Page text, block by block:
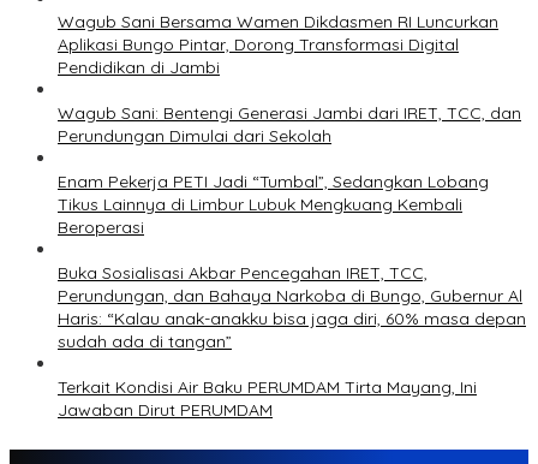
Wagub Sani Bersama Wamen Dikdasmen RI Luncurkan
Aplikasi Bungo Pintar, Dorong Transformasi Digital
Pendidikan di Jambi
Wagub Sani: Bentengi Generasi Jambi dari IRET, TCC, dan
Perundungan Dimulai dari Sekolah
Enam Pekerja PETI Jadi “Tumbal”, Sedangkan Lobang
Tikus Lainnya di Limbur Lubuk Mengkuang Kembali
Beroperasi
Buka Sosialisasi Akbar Pencegahan IRET, TCC,
Perundungan, dan Bahaya Narkoba di Bungo, Gubernur Al
Haris: “Kalau anak-anakku bisa jaga diri, 60% masa depan
sudah ada di tangan”
Terkait Kondisi Air Baku PERUMDAM Tirta Mayang, Ini
Jawaban Dirut PERUMDAM